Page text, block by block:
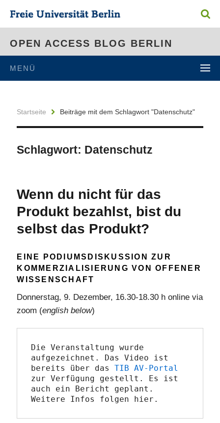
OPEN ACCESS BLOG BERLIN
MENÜ
Startseite Beiträge mit dem Schlagwort "Datenschutz"
Schlagwort: Datenschutz
Wenn du nicht für das
Produkt bezahlst, bist du
selbst das Produkt?
EINE PODIUMSDISKUSSION ZUR
KOMMERZIALISIERUNG VON OFFENER
WISSENSCHAFT
Donnerstag, 9. Dezember, 16.30-18.30 h online via
zoom (english below)
Die Veranstaltung wurde
aufgezeichnet. Das Video ist
bereits über das TIB AV-Portal
zur Verfügung gestellt. Es ist
auch ein Bericht geplant.
Weitere Infos folgen hier.